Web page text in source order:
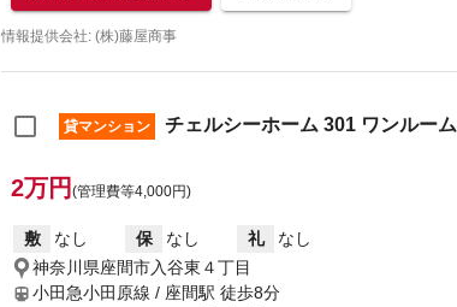
情報提供会社: (株)藤屋商事
貸マンション チェルシーホーム 301 ワンルーム
2万円 (管理費等4,000円)
敷 なし 保 なし 礼
なし
神奈川県座間市入谷東４丁目
小田急小田原線 / 座間駅 徒歩8分